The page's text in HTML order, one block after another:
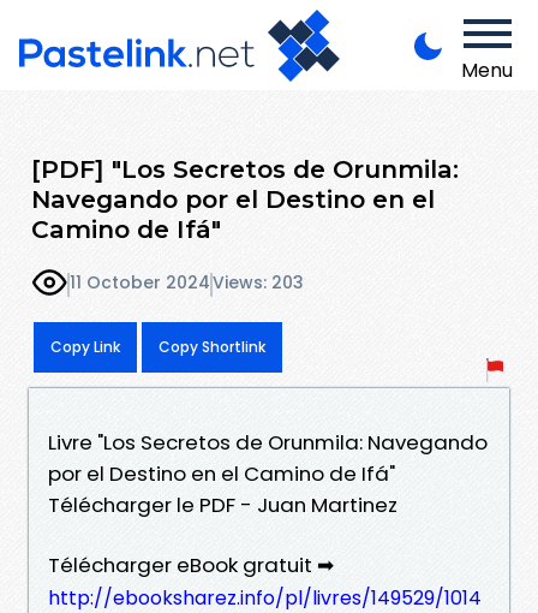
Menu
[PDF] "Los Secretos de Orunmila:
Navegando por el Destino en el
Camino de Ifá"
11 October 2024Views: 203
Copy Link Copy Shortlink
Livre "Los Secretos de Orunmila: Navegando
por el Destino en el Camino de Ifá"
Télécharger le PDF - Juan Martinez
Télécharger eBook gratuit ➡
http://ebooksharez.info/pl/livres/149529/1014